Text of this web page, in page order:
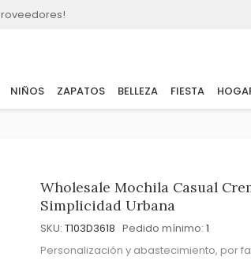
NIÑOS ZAPATOS BELLEZA FIESTA
Wholesale Mochila Casual
Simplicidad Urbana
SKU: T103D3618 Pedido mínimo: 1
Personalización y abastecimiento, por